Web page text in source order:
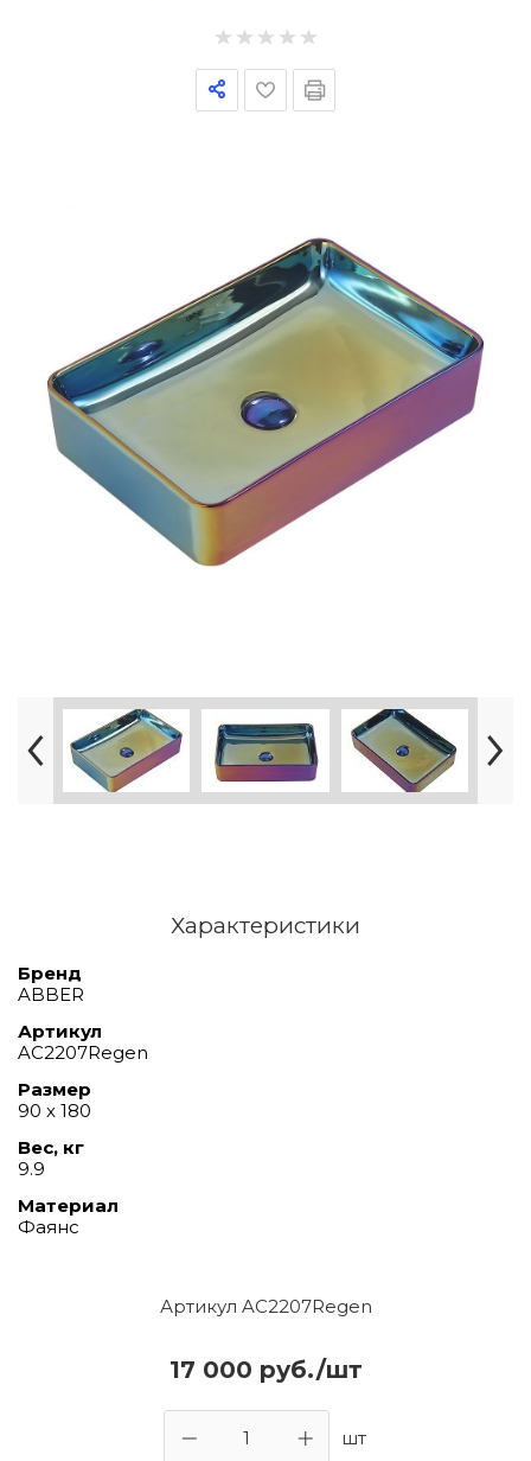
Артикул AC2207Regen
17 000 руб./шт
шт
Характеристики
Бренд
ABBER
Артикул
AC2207Regen
Размер
90 х 180
Вес, кг
9.9
Материал
Фаянс